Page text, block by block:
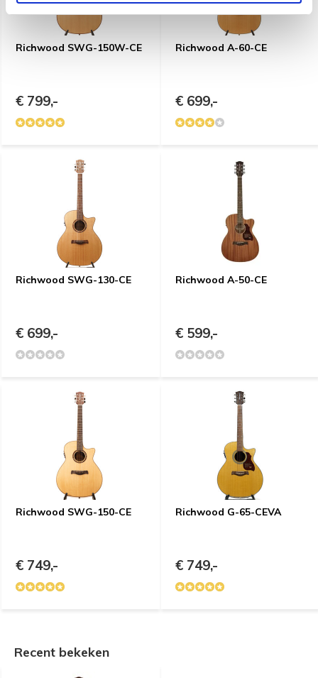
Richwood SWG-150W-CE
€ 799,-
Richwood A-60-CE
€ 699,-
Richwood SWG-130-CE
€ 699,-
Richwood A-50-CE
€ 599,-
Richwood SWG-150-CE
€ 749,-
Richwood G-65-CEVA
€ 749,-
Recent bekeken